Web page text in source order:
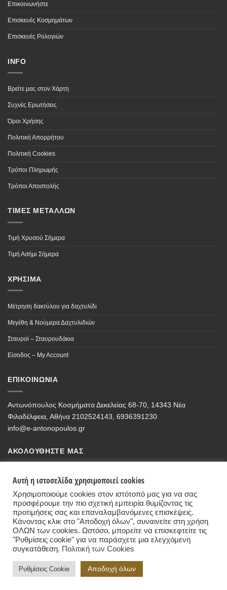
Επικοινωνήστε
Επισκευές Κοσμημάτων
Επισκευές Ρολογιών
INFO
Βρείτε μας στον Χάρτη
Συχνές Ερωτήσεις
Όροι Χρήσης
Πολιτική Απορρήτου
Πολιτική Cookies
Τρόποι Πληρωμής
Τρόποι Αποστολής
ΤΙΜΕΣ ΜΕΤΑΛΛΩΝ
Τιμή Χρυσού Σήμερα
Τιμή Ασήμι Σήμερα
ΧΡΗΣΙΜΑ
Μέτρηση δακτύλου για δαχτυλίδι
Μεγέθη & Νούμερα Δαχτυλιδιών
Σταυροί – Σταυρουδάκια
Είσοδος – My Account
ΕΠΙΚΟΙΝΩΝΙΑ
Αντωνόπουλος Κοσμήματα Δεκελείας 68-70, 14343 Νέα
Φιλαδέλφεια, Αθήνα 2102524143, 6936391230
info@e-antonopoulos.gr
ΑΚΟΛΟΥΘΗΣΤΕ ΜΑΣ
Antonopoulos Jewelry Store
68-70, Dekelias Str, 14343 Nea Filadelfia, Athens
+30-2102524143 - +30-6936391230 - info@e-antonopoulos.gr
Αυτή η ιστοσελίδα χρησιμοποιεί cookies
Χρησιμοποιούμε cookies στον ιστότοπό μας για να σας
προσφέρουμε την πιο σχετική εμπειρία θυμίζοντας τις
προτιμήσεις σας και επαναλαμβανόμενες επισκέψεις.
Κάνοντας κλικ στο "Αποδοχή όλων", συναινείτε στη χρήση
ΟΛΩΝ των cookies. Ωστόσο, μπορείτε να επισκεφτείτε τις
"Ρυθμίσεις cookie" για να παράσχετε μια ελεγχόμενη
συγκατάθεση. Πολιτική των Cookies
Ρυθμίσεις Cookie Αποδοχή όλων